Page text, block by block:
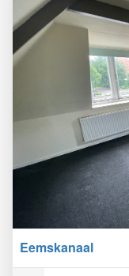
Eemskanaal